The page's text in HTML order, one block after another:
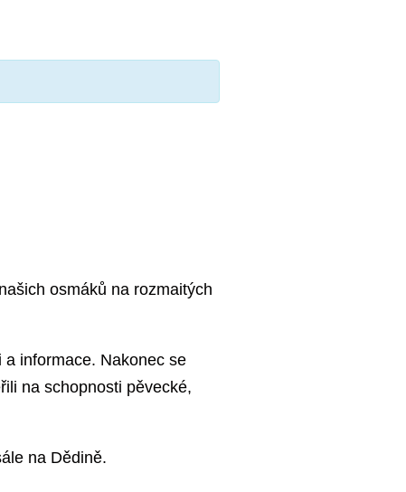
osmáků na rozmaitých
informace. Nakonec se
na schopnosti pěvecké,
na Dědině.